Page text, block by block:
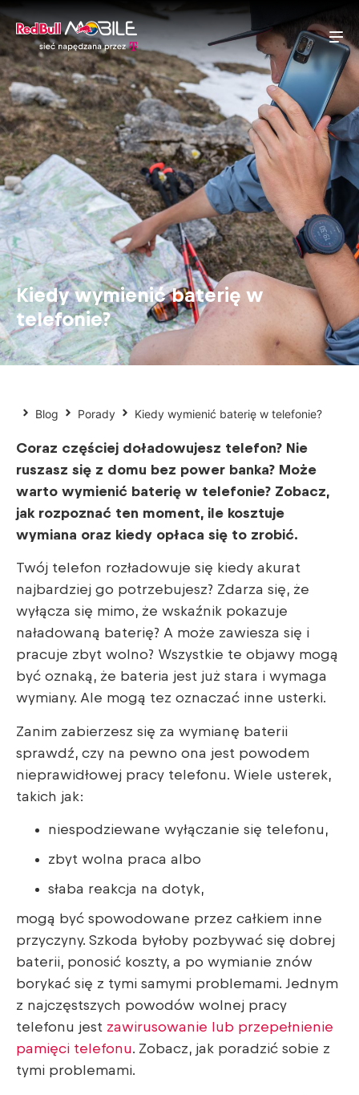
Kiedy wymienić baterię w
telefonie?
Blog Porady Kiedy wymienić baterię w telefonie?
Coraz częściej doładowujesz telefon? Nie
ruszasz się z domu bez power banka? Może
warto wymienić baterię w telefonie? Zobacz,
jak rozpoznać ten moment, ile kosztuje
wymiana oraz kiedy opłaca się to zrobić.
Twój telefon rozładowuje się kiedy akurat
najbardziej go potrzebujesz? Zdarza się, że
wyłącza się mimo, że wskaźnik pokazuje
naładowaną baterię? A może zawiesza się i
pracuje zbyt wolno? Wszystkie te objawy mogą
być oznaką, że bateria jest już stara i wymaga
wymiany. Ale mogą tez oznaczać inne usterki.
Zanim zabierzesz się za wymianę baterii
sprawdź, czy na pewno ona jest powodem
nieprawidłowej pracy telefonu. Wiele usterek,
takich jak:
niespodziewane wyłączanie się telefonu,
zbyt wolna praca albo
słaba reakcja na dotyk,
mogą być spowodowane przez całkiem inne
przyczyny. Szkoda byłoby pozbywać się dobrej
baterii, ponosić koszty, a po wymianie znów
borykać się z tymi samymi problemami. Jednym
z najczęstszych powodów wolnej pracy
telefonu jest zawirusowanie lub przepełnienie
pamięci telefonu. Zobacz, jak poradzić sobie z
tymi problemami.